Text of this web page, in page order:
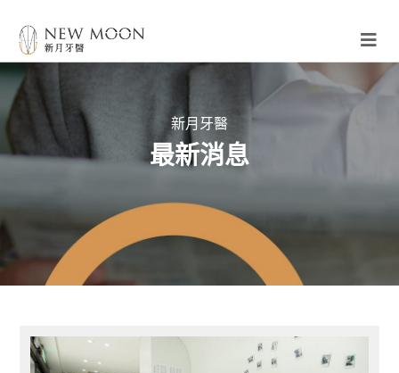
新月牙醫
最新消息